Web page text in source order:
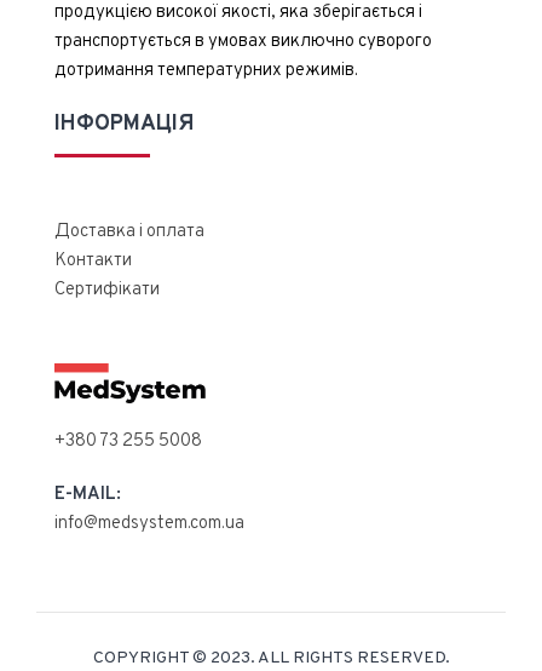
продукцією високої якості, яка зберігається і
транспортується в умовах виключно суворого
дотримання температурних режимів.
ІНФОРМАЦІЯ
Доставка і оплата
Контакти
Сертифікати
+380 73 255 5008
E-MAIL:
info@medsystem.com.ua
COPYRIGHT © 2023. ALL RIGHTS RESERVED.